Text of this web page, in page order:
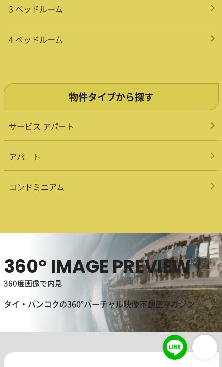
3 ベッドルーム
4 ベッドルーム
物件タイプから探す
サービス アパート
アパート
コンドミニアム
360° IMAGE PREVIEW
360度画像で内見
タイ・バンコクの360°バーチャル映像不動産マガジン